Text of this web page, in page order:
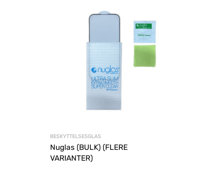
BESKYTTELSESGLAS
Nuglas (BULK) (FLERE
VARIANTER)